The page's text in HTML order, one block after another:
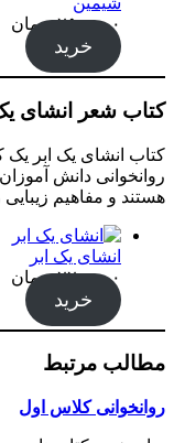
۲۵۰,۰۰۰ تومان
خرید
کتاب شعر انشای
کتاب انشای یک ابر
روانخوانی دانش
هستند و مفاهیم
انشای یک ابر
۲۲۰,۰۰۰ تومان
خرید
مطالب مرتبط
روانخوانی کلاس اول